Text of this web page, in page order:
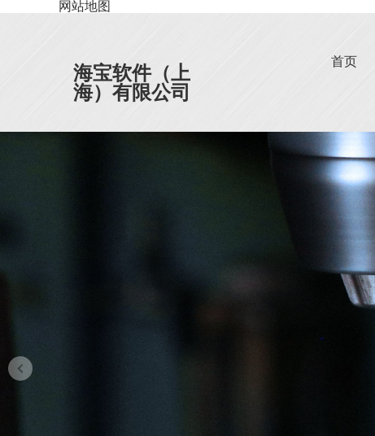
网站地图
海宝软件（上
海）有限公司
首页